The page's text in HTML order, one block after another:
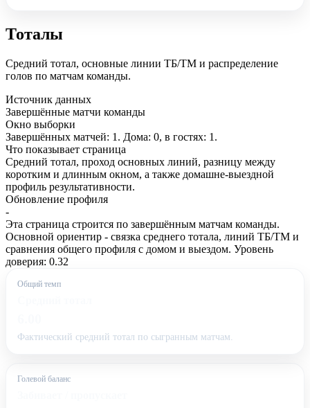
Тоталы
Средний тотал, основные линии ТБ/ТМ и распределение
голов по матчам команды.
Источник данных
Завершённые матчи команды
Окно выборки
Завершённых матчей: 1. Дома: 0, в гостях: 1.
Что показывает страница
Средний тотал, проход основных линий, разницу между
коротким и длинным окном, а также домашне-выездной
профиль результативности.
Обновление профиля
-
Эта страница строится по завершённым матчам команды.
Основной ориентир - связка среднего тотала, линий ТБ/ТМ и
сравнения общего профиля с домом и выездом. Уровень
доверия: 0.32
Общий темп
Фактический средний тотал по сыгранным матчам.
Голевой баланс